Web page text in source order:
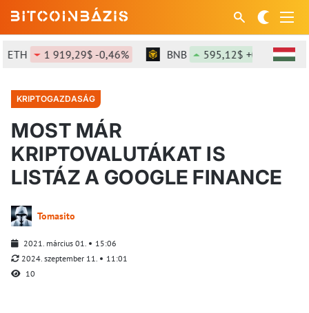
1 919,29$ -0,46% BNB 595,12$ +0,68%
KRIPTOGAZDASÁG
MOST MÁR
KRIPTOVALUTÁKAT IS
LISTÁZ A GOOGLE FINANCE
Tomasito
2021. március 01.
15:06
2024. szeptember 11.
11:01
10